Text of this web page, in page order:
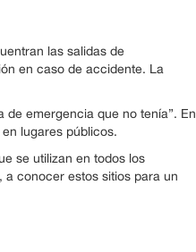
las salidas de
en caso de accidente. La
emergencia que no tenía”. En
lugares públicos.
se utilizan en todos los
a conocer estos sitios para un